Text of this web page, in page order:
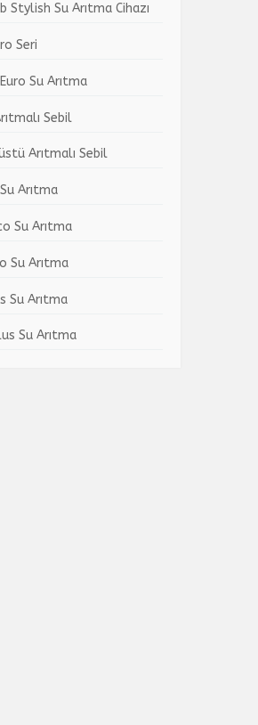
Stylish Su Arıtma Cihazı
Seri
Su Arıtma
Sebil
Arıtmalı Sebil
Arıtma
Su Arıtma
Su Arıtma
Su Arıtma
Su Arıtma